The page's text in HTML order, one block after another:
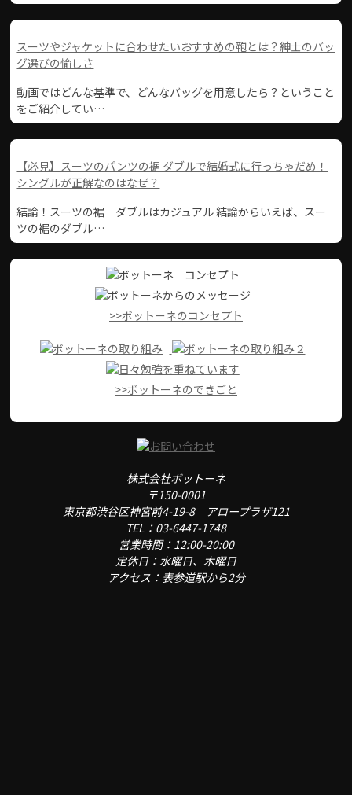
スーツやジャケットに合わせたいおすすめの鞄とは？紳士のバッ
グ選びの愉しさ
動画ではどんな基準で、どんなバッグを用意したら？ということ
をご紹介してい…
【必見】スーツのパンツの裾 ダブルで結婚式に行っちゃだめ！
シングルが正解なのはなぜ？
結論！スーツの裾 ダブルはカジュアル 結論からいえば、スー
ツの裾のダブル…
>>ボットーネのコンセプト
>>ボットーネのできごと
株式会社ボットーネ
〒150-0001
東京都渋谷区神宮前4-19-8 アロープラザ121
TEL：03-6447-1748
営業時間：12:00-20:00
定休日：水曜日、木曜日
アクセス：表参道駅から2分